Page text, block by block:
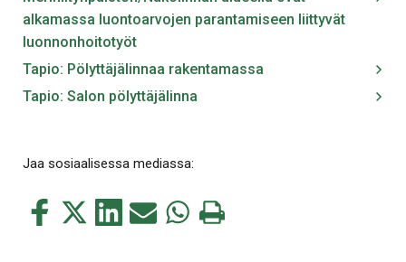
alkamassa luontoarvojen parantamiseen liittyvät
luonnonhoitotyöt
Tapio: Pölyttäjälinnaa rakentamassa
Tapio: Salon pölyttäjälinna
Jaa sosiaalisessa mediassa:
Jaa
Jaa
Jaa Jaa Jaa Tulosta